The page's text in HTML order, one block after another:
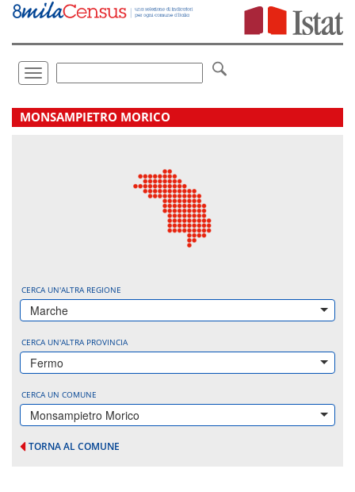
Vai
direttamente
Toggle
navigation
.
MONSAMPIETRO MORICO
CERCA UN'ALTRA REGIONE
Marche
CERCA UN'ALTRA PROVINCIA
Fermo
CERCA UN COMUNE
Monsampietro Morico
TORNA AL COMUNE